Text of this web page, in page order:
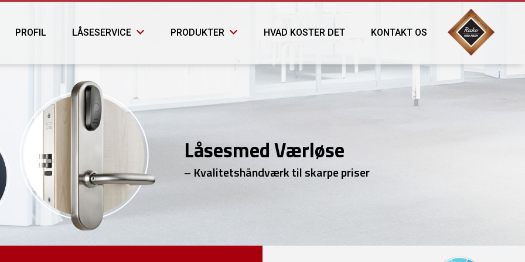
PROFIL LÅSESERVICE PRODUKTER HVAD KOSTER DET KONTAKT OS
Låsesmed Værløse
– Kvalitetshåndværk til skarpe priser